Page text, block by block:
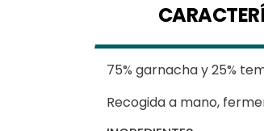
75% garnacha y 25%
Recogida a mano,